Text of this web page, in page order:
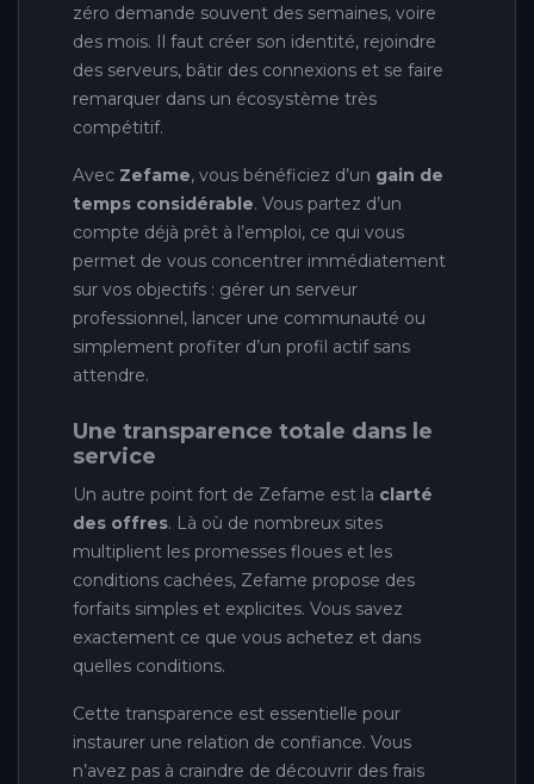
zéro demande souvent des semaines, voire
des mois. Il faut créer son identité, rejoindre
des serveurs, bâtir des connexions et se faire
remarquer dans un écosystème très
compétitif.
Avec Zefame, vous bénéficiez d’un gain de
temps considérable. Vous partez d’un
compte déjà prêt à l’emploi, ce qui vous
permet de vous concentrer immédiatement
sur vos objectifs : gérer un serveur
professionnel, lancer une communauté ou
simplement profiter d’un profil actif sans
attendre.
Une transparence totale dans le
service
Un autre point fort de Zefame est la clarté
des offres. Là où de nombreux sites
multiplient les promesses floues et les
conditions cachées, Zefame propose des
forfaits simples et explicites. Vous savez
exactement ce que vous achetez et dans
quelles conditions.
Cette transparence est essentielle pour
instaurer une relation de confiance. Vous
n’avez pas à craindre de découvrir des frais